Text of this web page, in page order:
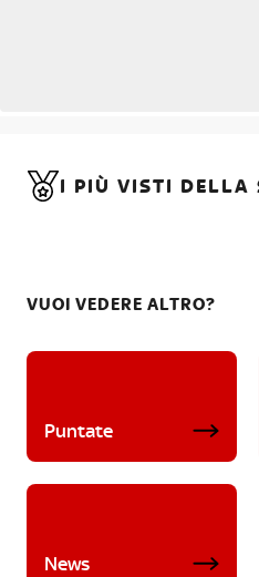
I PIÙ VISTI DELLA
VUOI VEDERE ALTRO?
Puntate
News